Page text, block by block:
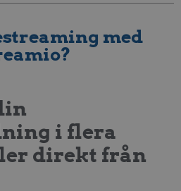
med
i flera
direkt från